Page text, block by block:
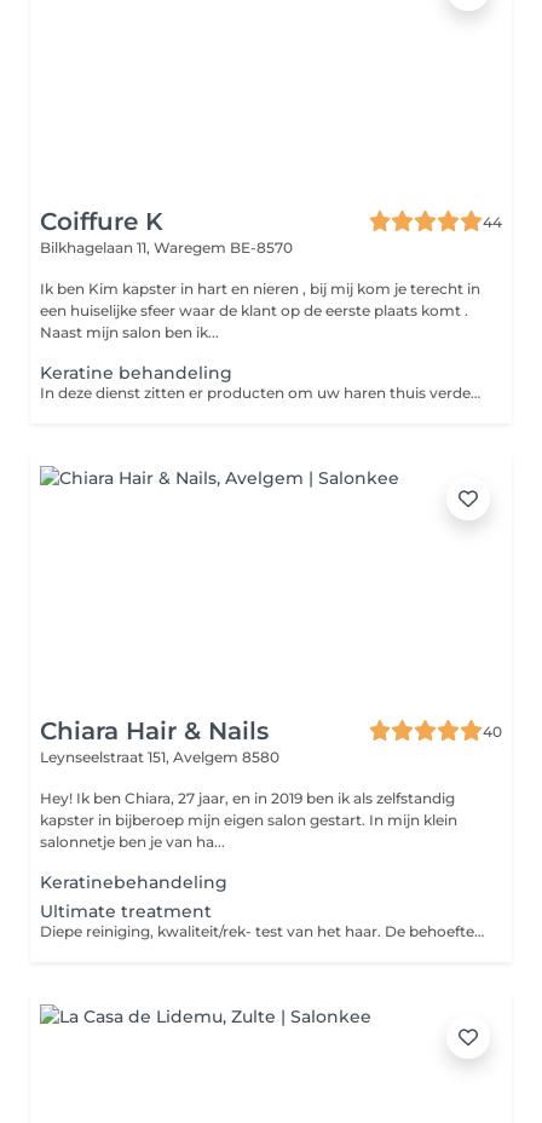
Coiffure K
44
Bilkhagelaan 11, Waregem BE-8570
Ik ben Kim kapster in hart en nieren , bij mij kom je terecht in
een huiselijke sfeer waar de klant op de eerste plaats komt .
Naast mijn salon ben ik...
Keratine behandeling
In deze dienst zitten er producten om uw haren thuis verder te verzorgen . Shampoo en verzorging voor optimale houdbaarheid van je behandeling.
Chiara Hair & Nails
40
Leynseelstraat 151, Avelgem 8580
Hey! Ik ben Chiara, 27 jaar, en in 2019 ben ik als zelfstandig
kapster in bijberoep mijn eigen salon gestart. In mijn klein
salonnetje ben je van ha...
Keratinebehandeling
Ultimate treatment
Diepe reiniging, kwaliteit/rek- test van het haar. De behoeften van het haar en tekorten aanvullen aan de hand van de kwaliteitstest. Hetzij keratine proteïne of vocht tekorten. Herstel jouw haar vanbinneuit en glans ! Deze dienst dient aan aanvulling bij een brushing, snit of kleuring. Hier is geen handdrogen bijgerekend in tijd.